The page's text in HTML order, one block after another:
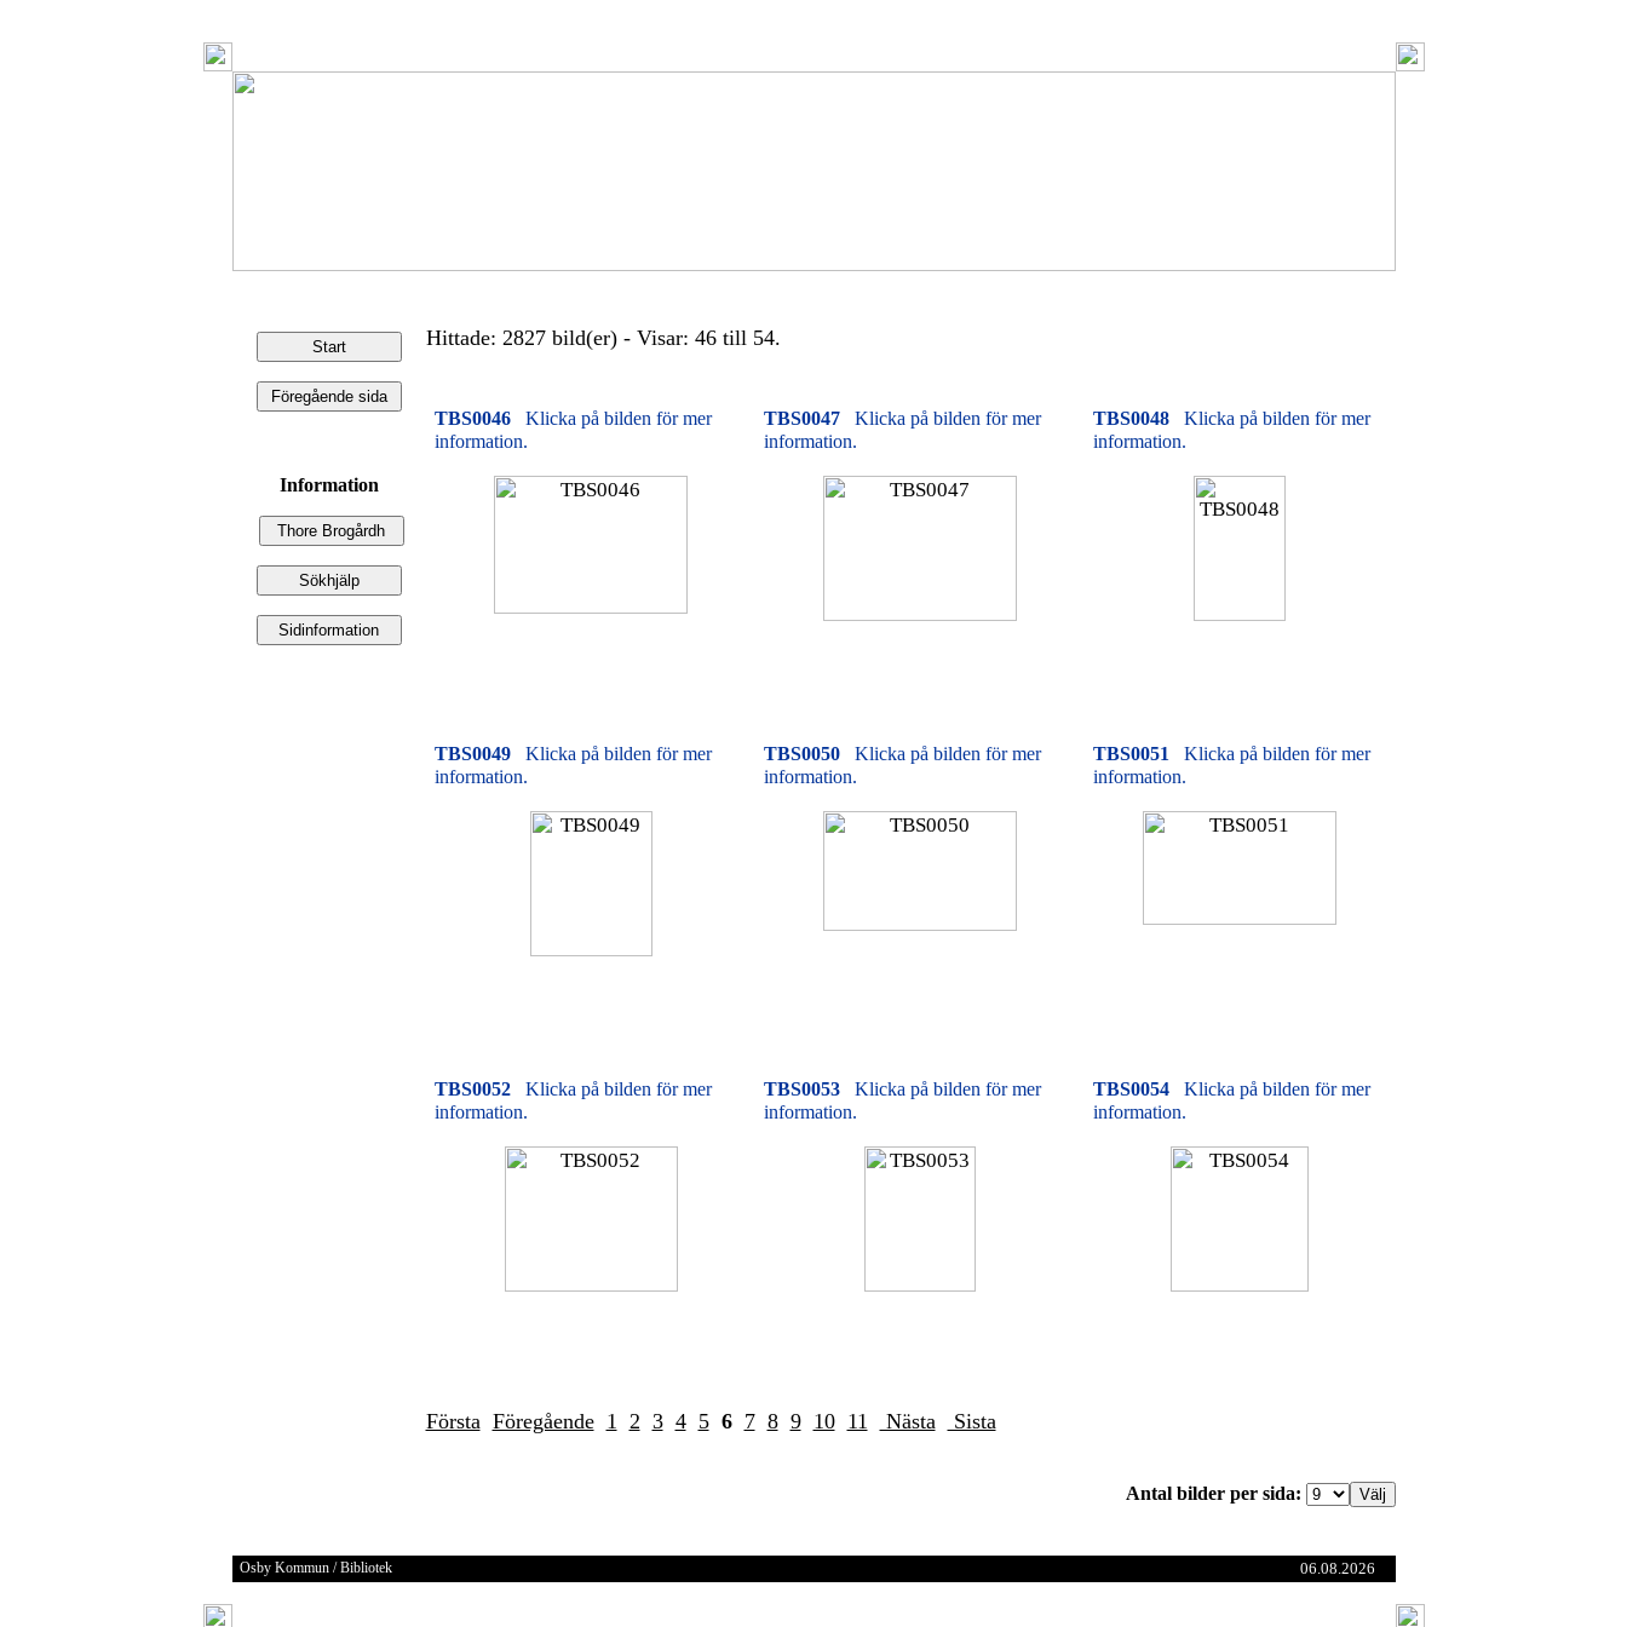
Information
Hittade: 2827 bild(er) - Visar: 46 till 54.
TBS0046
Klicka på bilden för mer
information.
TBS0047
Klicka på bilden för mer
information.
TBS0048
Klicka på bilden för mer
information.
TBS0049
Klicka på bilden för mer
information.
TBS0050
Klicka på bilden för mer
information.
TBS0051
Klicka på bilden för mer
information.
TBS0052
Klicka på bilden för mer
information.
TBS0053
Klicka på bilden för mer
information.
TBS0054
Klicka på bilden för mer
information.
Första Föregående 1 2 3 4 5 6 7 8 9 10 11 Nästa Sista
Antal bilder per sida:
Osby Kommun / Bibliotek 06.08.2026